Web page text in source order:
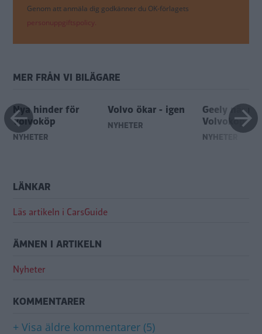
Genom att anmäla dig godkänner du OK-förlagets
personuppgiftspolicy.
MER FRÅN VI BILÄGARE
Nya hinder för
Volvoköp
NYHETER
Volvo ökar - igen
NYHETER
Geely nära
Volvoköp
NYHETER
LÄNKAR
Läs artikeln i CarsGuide
ÄMNEN I ARTIKELN
Nyheter
KOMMENTARER
+ Visa äldre kommentarer (5)